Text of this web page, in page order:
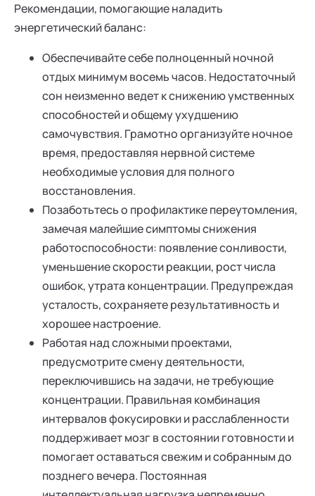
Рекомендации, помогающие наладить
энергетический баланс:
Обеспечивайте себе полноценный ночной
отдых минимум восемь часов. Недостаточный
сон неизменно ведет к снижению умственных
способностей и общему ухудшению
самочувствия. Грамотно организуйте ночное
время, предоставляя нервной системе
необходимые условия для полного
восстановления.
Позаботьтесь о профилактике переутомления,
замечая малейшие симптомы снижения
работоспособности: появление сонливости,
уменьшение скорости реакции, рост числа
ошибок, утрата концентрации. Предупреждая
усталость, сохраняете результативность и
хорошее настроение.
Работая над сложными проектами,
предусмотрите смену деятельности,
переключившись на задачи, не требующие
концентрации. Правильная комбинация
интервалов фокусировки и расслабленности
поддерживает мозг в состоянии готовности и
помогает оставаться свежим и собранным до
позднего вечера. Постоянная